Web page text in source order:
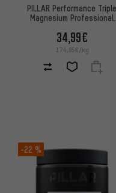
PILLAR Performance Triple
Magnesium Professional
34,99€
174,95€/kg
-22 %